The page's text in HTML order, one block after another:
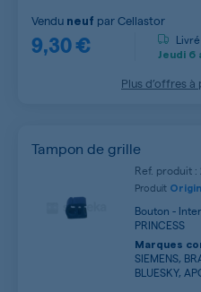
9,30 €
Vendu neuf parCellastor
Jeudi 6
Plus d’offres
Tampon de grille
Ref. produit :
Produit
Bouton -
PRINCESS
Marques
SIEMENS,
BLUESKY,